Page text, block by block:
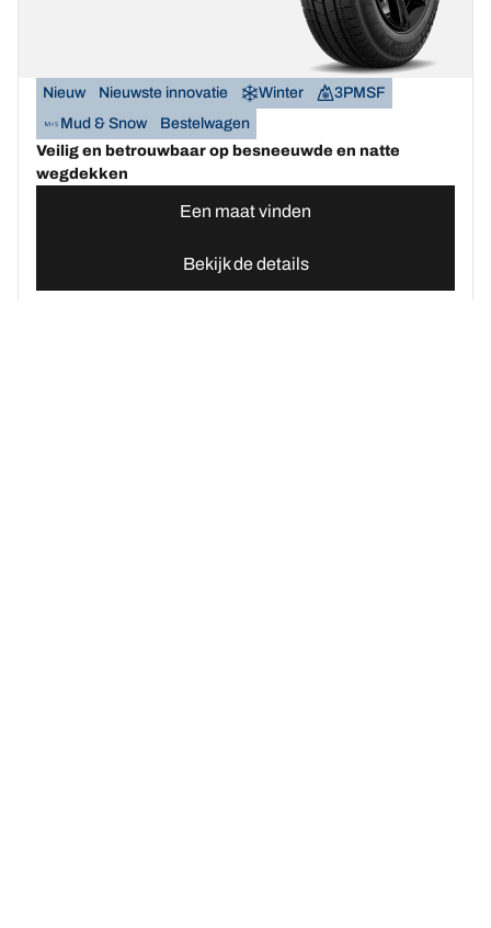
Nieuw Nieuwste innovatie Winter
3PMSF
Mud & Snow
Bestelwagen
Veilig en betrouwbaar op besneeuwde en natte
wegdekken
Een maat vinden
Bekijk de details